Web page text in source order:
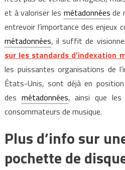
et à valoriser les métadonnées de
entrevoir l’importance des enjeux
métadonnées, il suffit de
sur les standards d’indexation
les puissantes organisations de
États-Unis, sont déjà en
des métadonnées, ainsi que les
consommateurs de musique.
Plus d’info sur
pochette de